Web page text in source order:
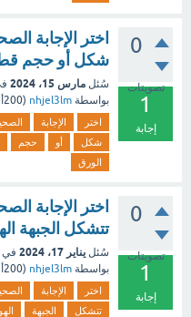
0
تصويتات
1
إجابة
اختر الإجابة
شكل أو حجم
سُئل مارس 15، 2024
بواسطة nhjel3lm
(200ألف
اختر الإجابة
شكل
أو حجم
الورق
0
تصويتات
1
إجابة
اختر الإجابة
تتشكل الجبهة
سُئل يناير 17، 2024 في
بواسطة nhjel3lm
(200ألف
اختر الإجابة
تتشكل
الجبهة